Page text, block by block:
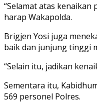
“Selamat atas
harap Wakapolda.
Brigjen Yosi juga
baik dan junjung tinggi
“Selain itu, jadikan
Sementara itu,
569 personel Polres.